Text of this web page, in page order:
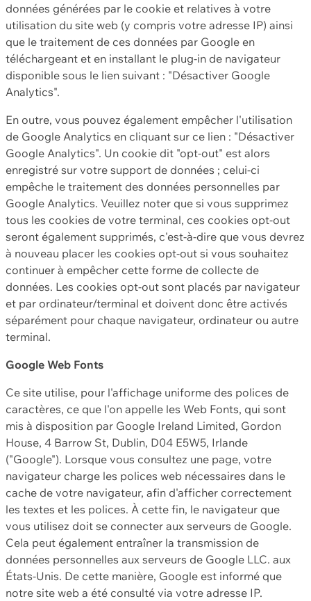
données générées par le cookie et relatives à votre
utilisation du site web (y compris votre adresse IP) ainsi
que le traitement de ces données par Google en
téléchargeant et en installant le plug-in de navigateur
disponible sous le lien suivant : "Désactiver Google
Analytics".
En outre, vous pouvez également empêcher l'utilisation
de Google Analytics en cliquant sur ce lien : "Désactiver
Google Analytics". Un cookie dit "opt-out" est alors
enregistré sur votre support de données ; celui-ci
empêche le traitement des données personnelles par
Google Analytics. Veuillez noter que si vous supprimez
tous les cookies de votre terminal, ces cookies opt-out
seront également supprimés, c'est-à-dire que vous devrez
à nouveau placer les cookies opt-out si vous souhaitez
continuer à empêcher cette forme de collecte de
données. Les cookies opt-out sont placés par navigateur
et par ordinateur/terminal et doivent donc être activés
séparément pour chaque navigateur, ordinateur ou autre
terminal.
Google Web Fonts
Ce site utilise, pour l'affichage uniforme des polices de
caractères, ce que l'on appelle les Web Fonts, qui sont
mis à disposition par Google Ireland Limited, Gordon
House, 4 Barrow St, Dublin, D04 E5W5, Irlande
("Google"). Lorsque vous consultez une page, votre
navigateur charge les polices web nécessaires dans le
cache de votre navigateur, afin d'afficher correctement
les textes et les polices. À cette fin, le navigateur que
vous utilisez doit se connecter aux serveurs de Google.
Cela peut également entraîner la transmission de
données personnelles aux serveurs de Google LLC. aux
États-Unis. De cette manière, Google est informé que
notre site web a été consulté via votre adresse IP.